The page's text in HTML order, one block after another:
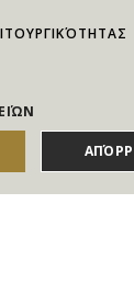
ΤΟ
για τους
& τις